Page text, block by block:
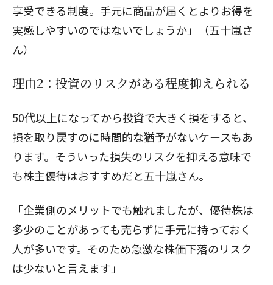
享受できる制度。手元に商品が届くとよりお得を
実感しやすいのではないでしょうか」（五十嵐さ
ん）
理由2：投資のリスクがある程度抑えられる
50代以上になってから投資で大きく損をすると、
損を取り戻すのに時間的な猶予がないケースもあ
ります。そういった損失のリスクを抑える意味で
も株主優待はおすすめだと五十嵐さん。
「企業側のメリットでも触れましたが、優待株は
多少のことがあっても売らずに手元に持っておく
人が多いです。そのため急激な株価下落のリスク
は少ないと言えます」